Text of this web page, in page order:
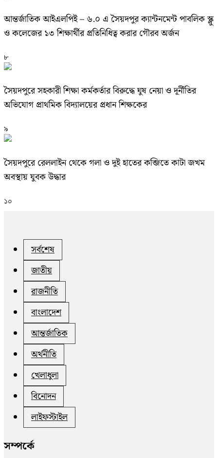
আন্তর্জাতিক আইএলপিই – ৬.০ এ সৈয়দপুর ক্যান্টনমেন্ট পাবলিক স্ক্লু
ও কলেজের ১৩ শিক্ষার্থীর প্রতিনিধিত্ব করার গৌরব অর্জন
৮
সৈয়দপুরে সহকারী শিক্ষা কর্মকর্তার বিরুদ্ধে ঘুষ নেয়া ও দূর্নীতির
অভিযোগ প্রাথমিক বিদ্যালয়ের প্রধান শিক্ষকের
৯
সৈয়দপুরে রেললাইন থেকে গলা ও দুই হাতের কব্জিতে কাটা জখম
অবস্থায় যুবক উদ্ধার
১০
সর্বশেষ
জাতীয়
রাজনীতি
বাংলাদেশ
আন্তর্জাতিক
অর্থনীতি
খেলাধুলা
বিনোদন
লাইফস্টাইল
সম্পর্কে